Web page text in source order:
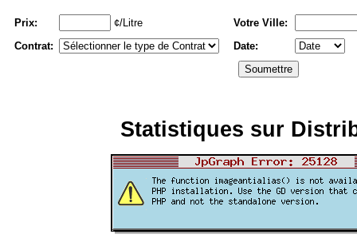
Prix: ¢/Litre
Votre Ville:
Contrat:
Date:
Statistiques sur